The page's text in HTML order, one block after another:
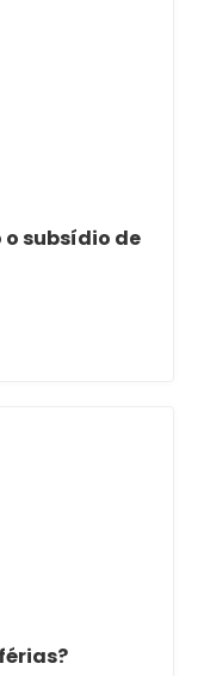
subsídio de